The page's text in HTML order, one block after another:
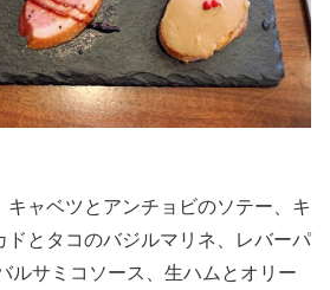
ャベツとアンチョビのソテー、キ
ドとタコのバジルマリネ、レバーパ
ルサミコソース、生ハムとオリー